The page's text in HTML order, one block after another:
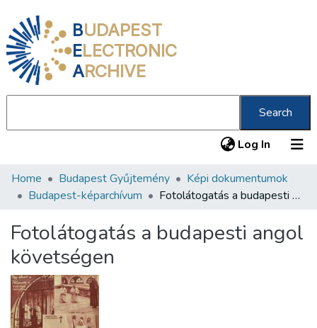
BUDAPEST
ELECTRONIC
ARCHIVE
Search
Log In (current)
Communities & Collections
Statistics
About us
Home Budapest Gyűjtemény
Képi dokumentumok
Budapest-képarchívum
Fotolátogatás a budapesti angol követségen
Fotolátogatás a budapesti angol
követségen